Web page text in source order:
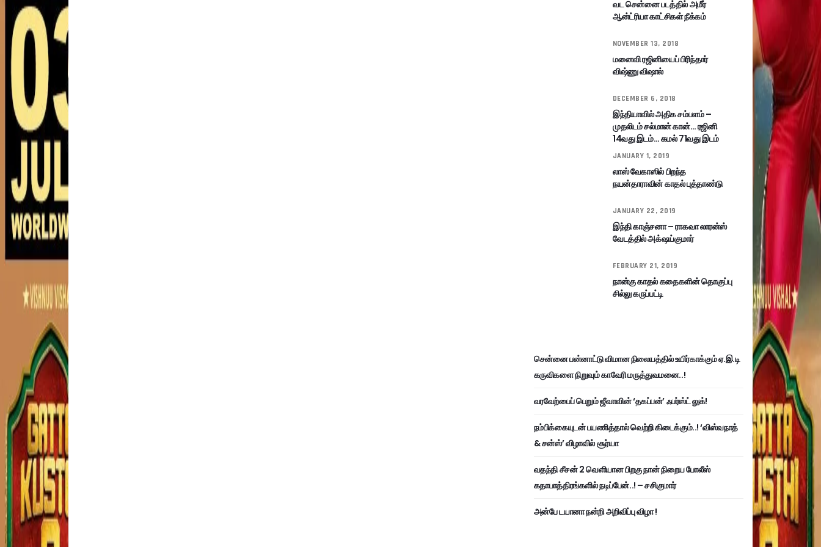
வட சென்னை படத்தில் அமீர்
ஆன்ட்ரியா காட்சிகள் நீக்கம்
NOVEMBER 13, 2018
மனைவி ரஜினியைப் பிரிந்தார்
விஷ்ணு விஷால்
DECEMBER 6, 2018
இந்தியாவில் அதிக சம்பளம் –
முதலிடம் சல்மான் கான்… ரஜினி
14வது இடம்… கமல் 71வது இடம்
JANUARY 1, 2019
லாஸ் வேகாஸில் பிறந்த
நயன்தாராவின் காதல் புத்தாண்டு
JANUARY 22, 2019
இந்தி காஞ்சனா – ராகவா லாரன்ஸ்
வேடத்தில் அக்‌ஷய்குமார்
FEBRUARY 21, 2019
நான்கு காதல் கதைகளின் தொகுப்பு
சில்லு கருப்பட்டி
சென்னை பன்னாட்டு விமான நிலையத்தில் உயிர்காக்கும் ஏ.இ.டி
கருவிகளை நிறுவும் காவேரி மருத்துவமனை..!
வரவேற்பைப் பெறும் ஜீவாவின் ‘தகப்பன்’ ஃபர்ஸ்ட் லுக்!
நம்பிக்கையுடன் பயணித்தால் வெற்றி கிடைக்கும்..! ‘விஸ்வநாத்
& சன்ஸ்’ விழாவில் சூர்யா
வதந்தி சீசன் 2 வெளியான பிறகு நான் நிறைய போலீஸ்
கதாபாத்திரங்களில் நடிப்பேன்..! – சசிகுமார்
அன்பே டயானா நன்றி அறிவிப்பு விழா !